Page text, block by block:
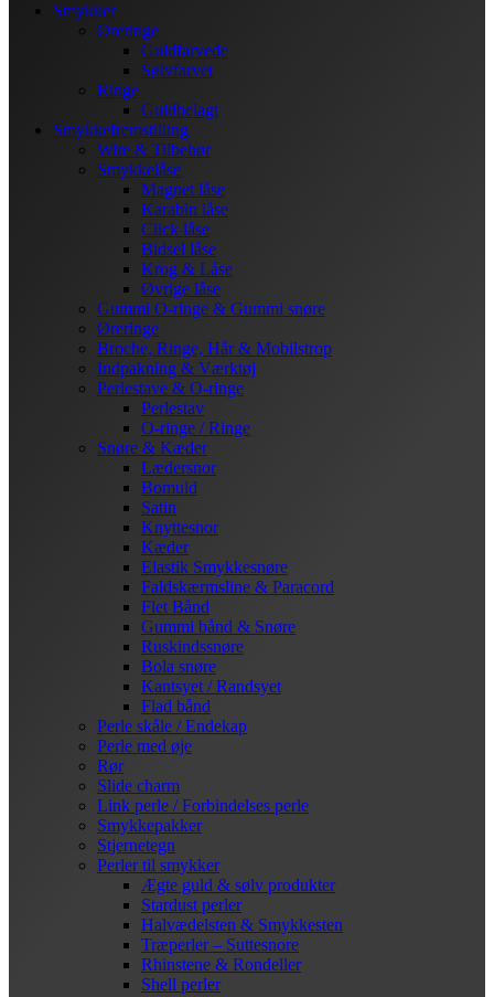
Smykker
Øreringe
Guldfarvede
Sølvfarvet
Ringe
Guldbelagt
Smykkefremstilling
Wire & Tilbehør
Smykkelåse
Magnet låse
Karabin låse
Click låse
Bidsel låse
Krog & Låse
Øvrige låse
Gummi O-ringe & Gummi snøre
Øreringe
Broche, Ringe, Hår & Mobilstrop
Indpakning & Værktøj
Perlestave & O-ringe
Perlestav
O-ringe / Ringe
Snøre & Kæder
Lædersnor
Bomuld
Satin
Knyttesnor
Kæder
Elastik Smykkesnøre
Faldskærmsline & Paracord
Flet Bånd
Gummi bånd & Snøre
Ruskindssnøre
Bola snøre
Kantsyet / Randsyet
Flad bånd
Perle skåle / Endekap
Perle med øje
Rør
Slide charm
Link perle / Forbindelses perle
Smykkepakker
Stjernetegn
Perler til smykker
Ægte guld & sølv produkter
Stardust perler
Halvædelsten & Smykkesten
Træperler – Suttesnore
Rhinstene & Rondeller
Shell perler